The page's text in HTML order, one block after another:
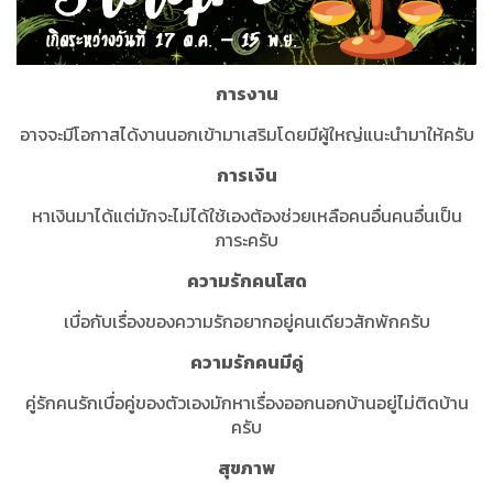
การงาน
อาจจะมีโอกาสได้งานนอกเข้ามาเสริมโดยมีผู้ใหญ่แนะนำมาให้ครับ
การเงิน
หาเงินมาได้แต่มักจะไม่ได้ใช้เองต้องช่วยเหลือคนอื่นคนอื่นเป็น
ภาระครับ
ความรักคนโสด
เบื่อกับเรื่องของความรักอยากอยู่คนเดียวสักพักครับ
ความรักคนมีคู่
คู่รักคนรักเบื่อคู่ของตัวเองมักหาเรื่องออกนอกบ้านอยู่ไม่ติดบ้าน
ครับ
สุขภาพ